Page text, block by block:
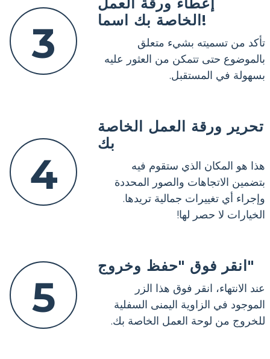
3
الخاصة بك اسما!
تأكد من تسميته بشيء متعلق
بالموضوع حتى تتمكن من العثور عليه
بسهولة في المستقبل.
4
تحرير ورقة العمل الخاصة
بك
هذا هو المكان الذي ستقوم فيه
بتضمين الاتجاهات والصور المحددة
وإجراء أي تغييرات جمالية تريدها.
الخيارات لا حصر لها!
5
انقر فوق "حفظ وخروج"
عند الانتهاء، انقر فوق هذا الزر
الموجود في الزاوية اليمنى السفلية
للخروج من لوحة العمل الخاصة بك.